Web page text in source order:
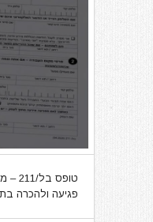
פגיעה ולהכרה